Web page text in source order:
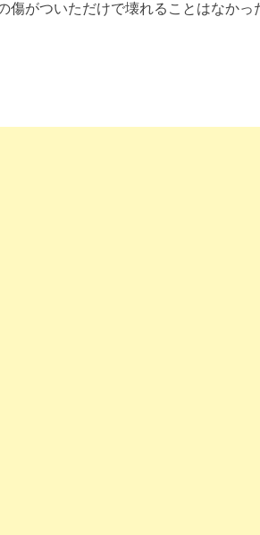
傷がついただけで壊れることはなかっ